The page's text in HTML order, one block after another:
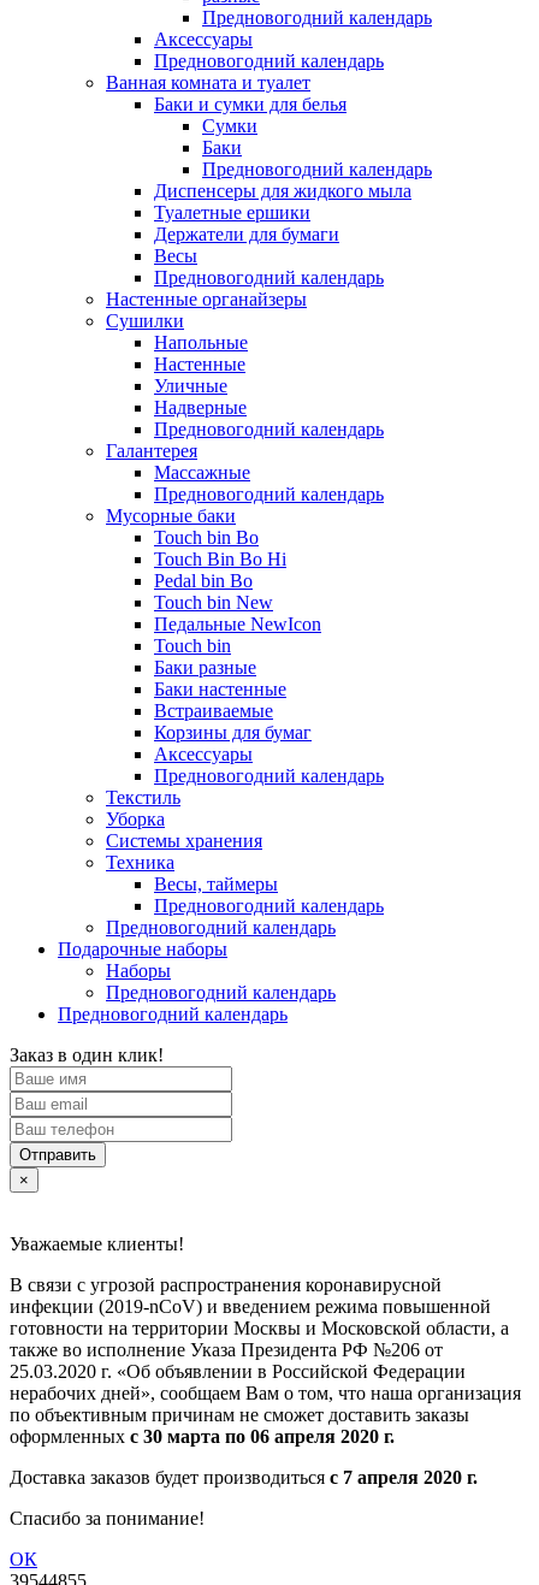
Предновогодний календарь
Аксессуары
Предновогодний календарь
Ванная комната и туалет
Баки и сумки для белья
Сумки
Баки
Предновогодний календарь
Диспенсеры для жидкого мыла
Туалетные ершики
Держатели для бумаги
Весы
Предновогодний календарь
Настенные органайзеры
Сушилки
Напольные
Настенные
Уличные
Надверные
Предновогодний календарь
Галантерея
Массажные
Предновогодний календарь
Мусорные баки
Touch bin Bo
Touch Bin Bo Hi
Pedal bin Bo
Touch bin New
Педальные NewIcon
Touch bin
Баки разные
Баки настенные
Встраиваемые
Корзины для бумаг
Аксессуары
Предновогодний календарь
Текстиль
Уборка
Системы хранения
Техника
Весы, таймеры
Предновогодний календарь
Предновогодний календарь
Подарочные наборы
Наборы
Предновогодний календарь
Предновогодний календарь
Заказ в один клик!
Отправить
×
Уважаемые клиенты!
В связи с угрозой распространения коронавирусной
инфекции (2019-nCoV) и введением режима повышенной
готовности на территории Москвы и Московской области, а
также во исполнение Указа Президента РФ №206 от
25.03.2020 г. «Об объявлении в Российской Федерации
нерабочих дней», сообщаем Вам о том, что наша организация
по объективным причинам не сможет доставить заказы
оформленных с 30 марта по 06 апреля 2020 г.
Доставка заказов будет производиться с 7 апреля 2020 г.
Спасибо за понимание!
ОК
39544855